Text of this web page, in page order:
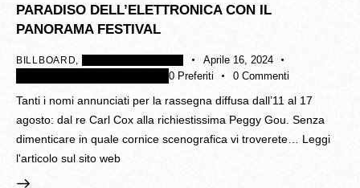
PARADISO DELL’ELETTRONICA CON IL
PANORAMA FESTIVAL
BILLBOARD,
Aprile 16, 2024
0 Preferiti 0 Commenti
Tanti i nomi annunciati per la rassegna diffusa dall’11 al 17
agosto: dal re Carl Cox alla richiestissima Peggy Gou. Senza
dimenticare in quale cornice scenografica vi troverete… Leggi
l'articolo sul sito web